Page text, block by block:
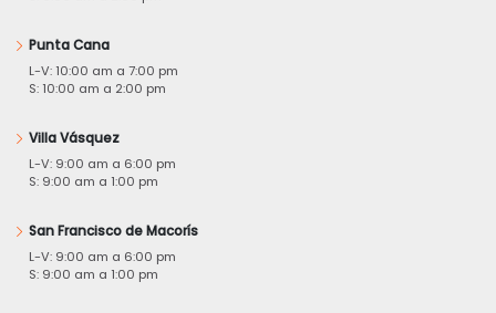
Punta Cana
L-V: 10:00 am a 7:00 pm
S: 10:00 am a 2:00 pm
Villa Vásquez
L-V: 9:00 am a 6:00 pm
S: 9:00 am a 1:00 pm
San Francisco de Macorís
L-V: 9:00 am a 6:00 pm
S: 9:00 am a 1:00 pm